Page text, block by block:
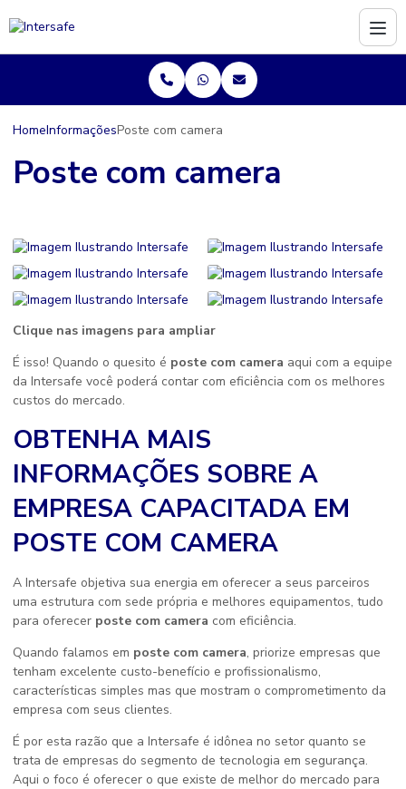
HomeInformaçõesPoste com camera
Poste com camera
Clique nas imagens para ampliar
É isso! Quando o quesito é poste com camera aqui com a equipe
da Intersafe você poderá contar com eficiência com os melhores
custos do mercado.
OBTENHA MAIS
INFORMAÇÕES SOBRE A
EMPRESA CAPACITADA EM
POSTE COM CAMERA
A Intersafe objetiva sua energia em oferecer a seus parceiros
uma estrutura com sede própria e melhores equipamentos, tudo
para oferecer poste com camera com eficiência.
Quando falamos em poste com camera, priorize empresas que
tenham excelente custo-benefício e profissionalismo,
características simples mas que mostram o comprometimento da
empresa com seus clientes.
É por esta razão que a Intersafe é idônea no setor quanto se
trata de empresas do segmento de tecnologia em segurança.
Aqui o foco é oferecer o que existe de melhor do mercado para